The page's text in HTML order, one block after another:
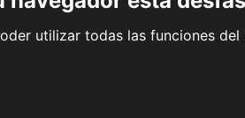
utilizar todas las funciones